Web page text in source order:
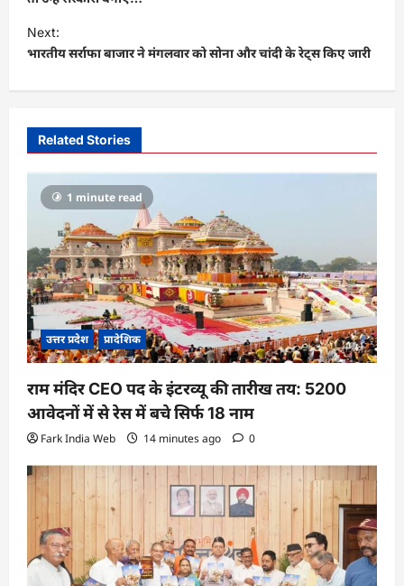
t
n
a
g
i
o
n
Next:
भारतीय सर्राफा बाजार ने मंगलवार को सोना और चांदी के रेट्स किए जारी
Related Stories
1 minute read
उत्तर प्रदेश प्रादेशिक
राम मंदिर CEO पद के इंटरव्यू की तारीख तय: 5200
आवेदनों में से रेस में बचे सिर्फ 18 नाम
Fark India Web 14 minutes ago 0